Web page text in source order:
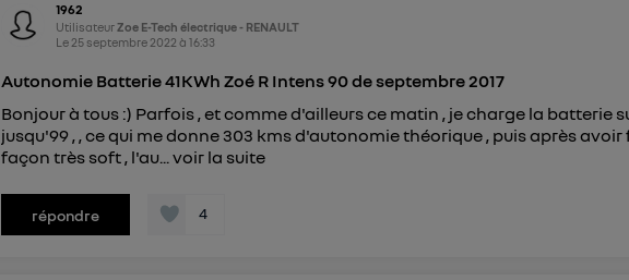
1962
UtilisateurZoe E-Tech électrique - RENAULT
Le 25 septembre 2022 à16:33
Autonomie Batterie 41KWh Zoé R Intens 90 de septembre 2017
Bonjour à tous :) Parfois , et comme d'ailleurs ce matin , je charge la batterie
jusqu'99 , , ce qui me donne 303 kms d'autonomie théorique , puis après
façon très soft , l'au...voir la suite
répondre 4